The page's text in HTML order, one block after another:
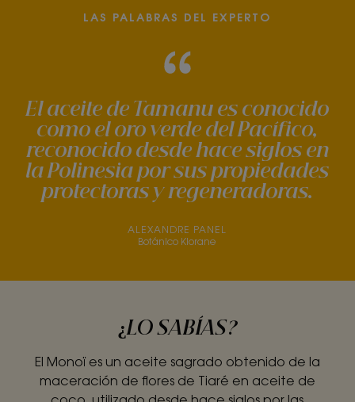
LAS PALABRAS DEL EXPERTO
El aceite de Tamanu es conocido
como el oro verde del Pacífico,
reconocido desde hace siglos en
la Polinesia por sus propiedades
protectoras y regeneradoras.
ALEXANDRE PANEL
Botánico Klorane
¿LO SABÍAS?
El Monoï es un aceite sagrado obtenido de la
maceración de flores de Tiaré en aceite de